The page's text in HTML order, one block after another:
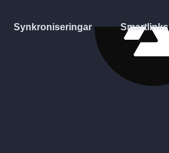
Synkroniseringar Smartlinks